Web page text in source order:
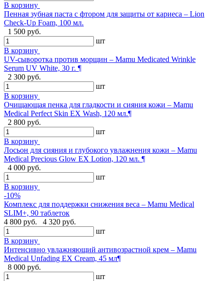
В корзину
Пенная зубная паста с фтором для защиты от кариеса – Lion
Check-Up Foam, 100 мл.
1 500 руб.
шт
В корзину
UV-сыворотка против морщин – Mamu Medicated Wrinkle
Serum UV White, 30 г. ¶
2 300 руб.
шт
В корзину
Очищающая пенка для гладкости и сияния кожи – Mamu
Medical Perfect Skin EX Wash, 120 мл.¶
2 800 руб.
шт
В корзину
Лосьон для сияния и глубокого увлажнения кожи – Mamu
Medical Precious Glow EX Lotion, 120 мл. ¶
4 000 руб.
шт
В корзину
-10%
Комплекс для поддержки снижения веса – Mamu Medical
SLIM+, 90 таблеток
4 800 руб.
4 320 руб.
шт
В корзину
Интенсивно увлажняющий антивозрастной крем – Mamu
Medical Unfading EX Cream, 45 мл¶
8 000 руб.
шт